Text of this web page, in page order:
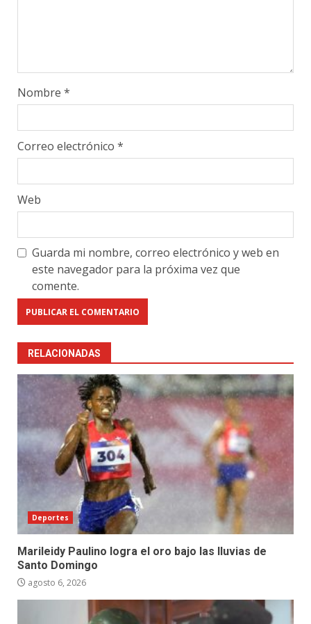
Nombre *
Correo electrónico *
Web
Guarda mi nombre, correo electrónico y web en
este navegador para la próxima vez que
comente.
RELACIONADAS
Deportes
Marileidy Paulino logra el oro bajo las lluvias de
Santo Domingo
agosto 6, 2026